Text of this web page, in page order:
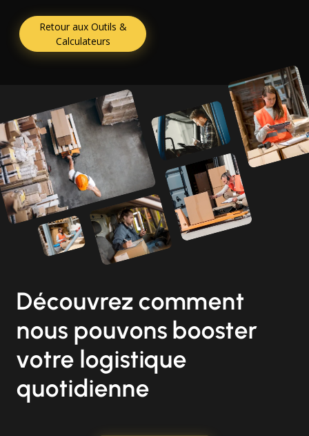
Retour aux Outils &
Calculateurs
Découvrez comment
nous pouvons booster
votre logistique
quotidienne